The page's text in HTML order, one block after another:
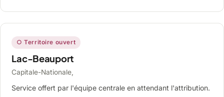
○ Territoire ouvert
Lac-Beauport
Capitale-Nationale,
Service offert par l'équipe centrale en attendant l'attribution.